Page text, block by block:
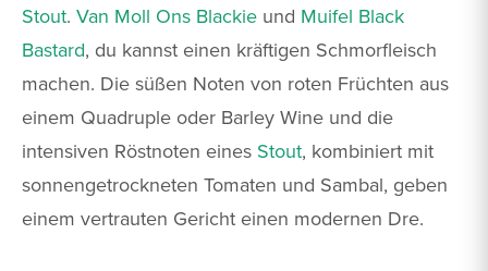
Stout. Van Moll Ons Blackie und Muifel Black
Bastard, du kannst einen kräftigen Schmorfleisch
machen. Die süßen Noten von roten Früchten aus
einem Quadruple oder Barley Wine und die
intensiven Röstnoten eines Stout, kombiniert mit
sonnengetrockneten Tomaten und Sambal, geben
einem vertrauten Gericht einen modernen Dre.